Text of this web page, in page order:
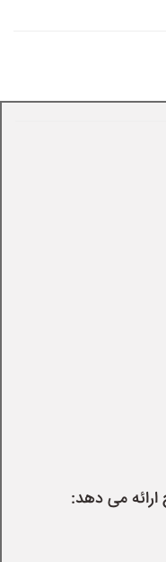
می دهد: